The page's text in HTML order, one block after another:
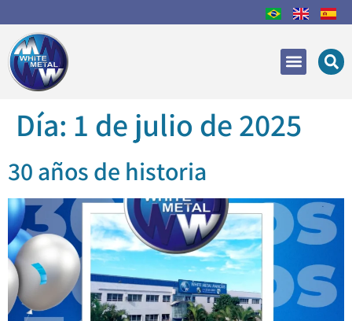
Día: 1 de julio de 2025
30 años de historia